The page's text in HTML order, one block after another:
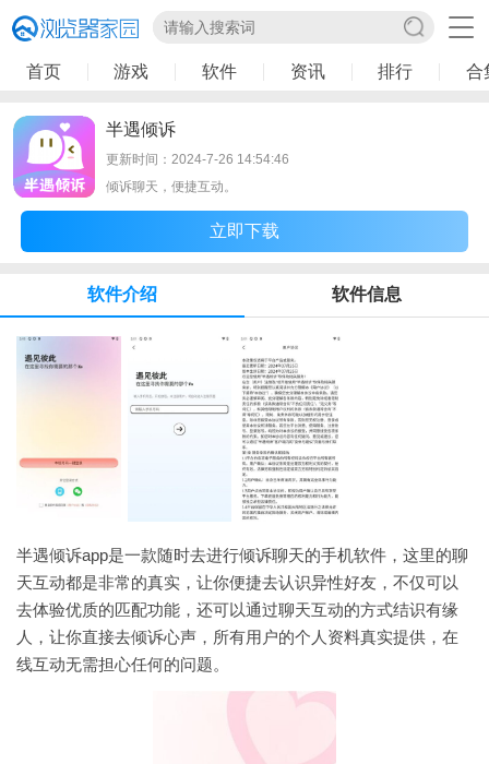
首页 游戏 软件 资讯 排行 合
半遇倾诉
更新时间：2024-7-26 14:54:46
倾诉聊天，便捷互动。
立即下载
软件介绍 软件信息
半遇倾诉app是一款随时去进行倾诉聊天的手机软件，这里的聊
天互动都是非常的真实，让你便捷去认识异性好友，不仅可以
去体验优质的匹配功能，还可以通过聊天互动的方式结识有缘
人，让你直接去倾诉心声，所有用户的个人资料真实提供，在
线互动无需担心任何的问题。